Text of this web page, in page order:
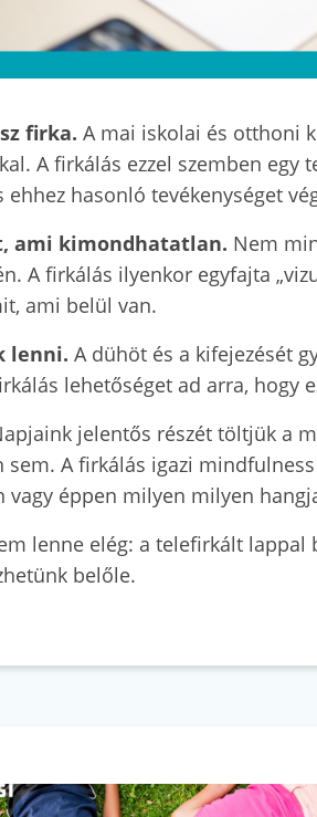
firka. A mai iskolai és otthoni
A firkálás ezzel szemben egy
ehhez hasonló tevékenységet
ami kimondhatatlan. Nem
A firkálás ilyenkor egyfajta
ami belül van.
lenni. A dühöt és a kifejezését
lehetőséget ad arra, hogy
jelentős részét töltjük a
sem. A firkálás igazi
vagy éppen milyen milyen
lenne elég: a telefirkált
belőle.